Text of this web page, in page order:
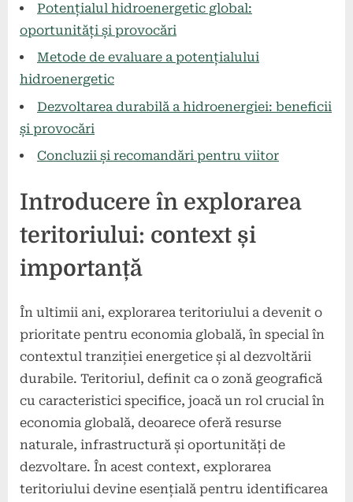
Hidroenergiei
Durabile
Potențialul hidroenergetic global:
oportunități și provocări
Metode de evaluare a potențialului
hidroenergetic
Dezvoltarea durabilă a hidroenergiei: beneficii
și provocări
Concluzii și recomandări pentru viitor
Introducere în explorarea
teritoriului: context și
importanță
În ultimii ani, explorarea teritoriului a devenit o
prioritate pentru economia globală, în special în
contextul tranziției energetice și al dezvoltării
durabile. Teritoriul, definit ca o zonă geografică
cu caracteristici specifice, joacă un rol crucial în
economia globală, deoarece oferă resurse
naturale, infrastructură și oportunități de
dezvoltare. În acest context, explorarea
teritoriului devine esențială pentru identificarea